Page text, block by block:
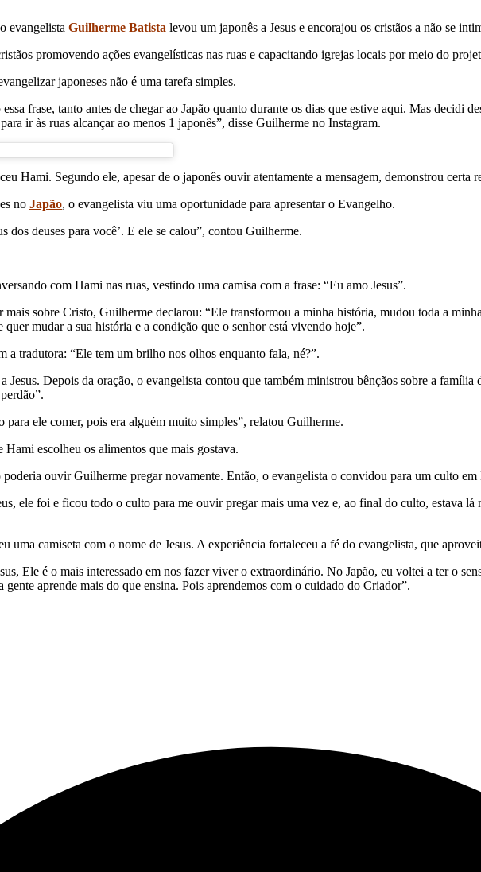
evangelista Guilherme Batista levou um japonês a Jesus e encorajou os cristãos a não se
promovendo ações evangelísticas nas ruas e capacitando igrejas locais por meio do
japoneses não é uma tarefa simples.
frase, tanto antes de chegar ao Japão quanto durante os dias que estive aqui. Mas decidi
ir às ruas alcançar ao menos 1 japonês”, disse Guilherme no Instagram.
Hami. Segundo ele, apesar de o japonês ouvir atentamente a mensagem, demonstrou certa
no Japão, o evangelista viu uma oportunidade para apresentar o Evangelho.
dos deuses para você’. E ele se calou”, contou Guilherme.
com Hami nas ruas, vestindo uma camisa com a frase: “Eu amo Jesus”.
mais sobre Cristo, Guilherme declarou: “Ele transformou a minha história, mudou toda a
mudar a sua história e a condição que o senhor está vivendo hoje”.
a tradutora: “Ele tem um brilho nos olhos enquanto fala, né?”.
Depois da oração, o evangelista contou que também ministrou bênçãos sobre a família
para ele comer, pois era alguém muito simples”, relatou Guilherme.
escolheu os alimentos que mais gostava.
ouvir Guilherme pregar novamente. Então, o evangelista o convidou para um culto em
ele foi e ficou todo o culto para me ouvir pregar mais uma vez e, ao final do culto, estava
uma camiseta com o nome de Jesus. A experiência fortaleceu a fé do evangelista, que
Ele é o mais interessado em nos fazer viver o extraordinário. No Japão, eu voltei a ter o
aprende mais do que ensina. Pois aprendemos com o cuidado do Criador”.